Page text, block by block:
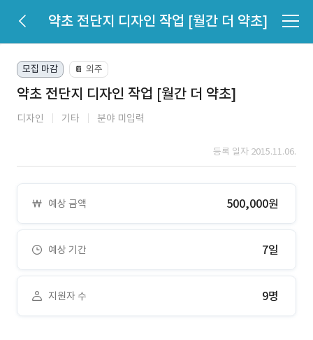
약초 전단지 디자인 작업 [월간 더 약초]
모집 마감 📔 외주
약초 전단지 디자인 작업 [월간 더 약초]
디자인 기타 분야 미입력
등록 일자 2015.11.06.
예상 금액 500,000원
예상 기간 7일
지원자 수 9명